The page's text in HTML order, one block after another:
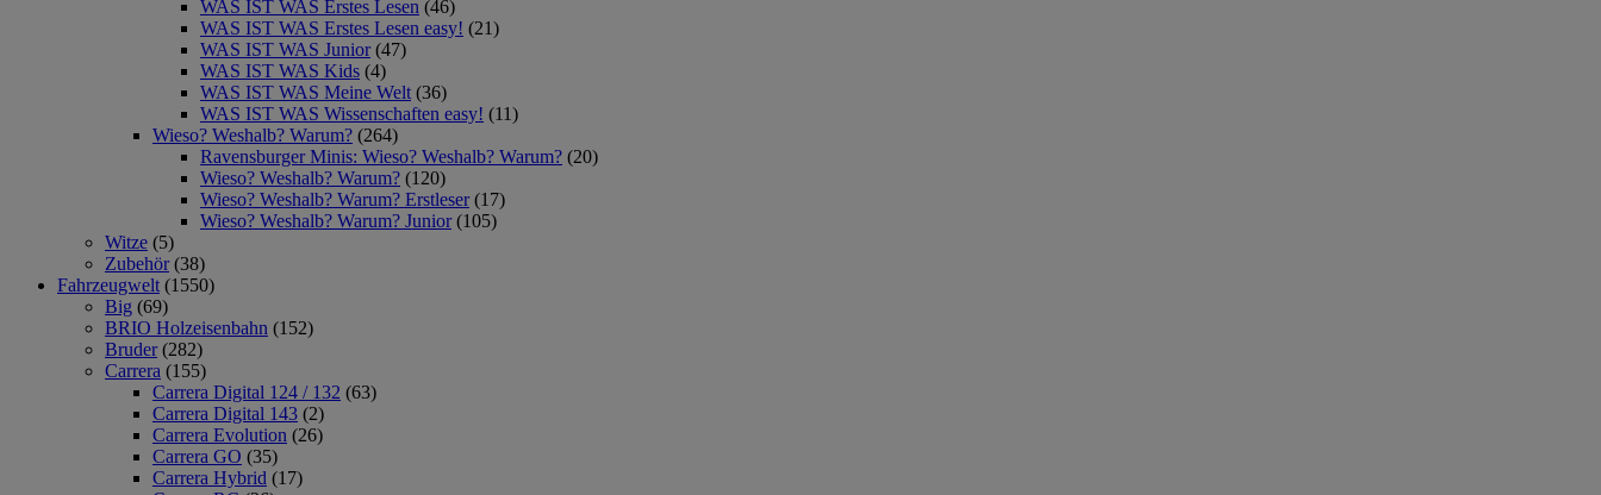
WAS IST WAS Erstes Lesen (46)
WAS IST WAS Erstes Lesen easy! (21)
WAS IST WAS Junior (47)
WAS IST WAS Kids (4)
WAS IST WAS Meine Welt (36)
WAS IST WAS Wissenschaften easy! (11)
Wieso? Weshalb? Warum? (264)
Ravensburger Minis: Wieso? Weshalb? Warum? (20)
Wieso? Weshalb? Warum? (120)
Wieso? Weshalb? Warum? Erstleser (17)
Wieso? Weshalb? Warum? Junior (105)
Witze (5)
Zubehör (38)
Fahrzeugwelt (1550)
Big (69)
BRIO Holzeisenbahn (152)
Bruder (282)
Carrera (155)
Carrera Digital 124 / 132 (63)
Carrera Digital 143 (2)
Carrera Evolution (26)
Carrera GO (35)
Carrera Hybrid (17)